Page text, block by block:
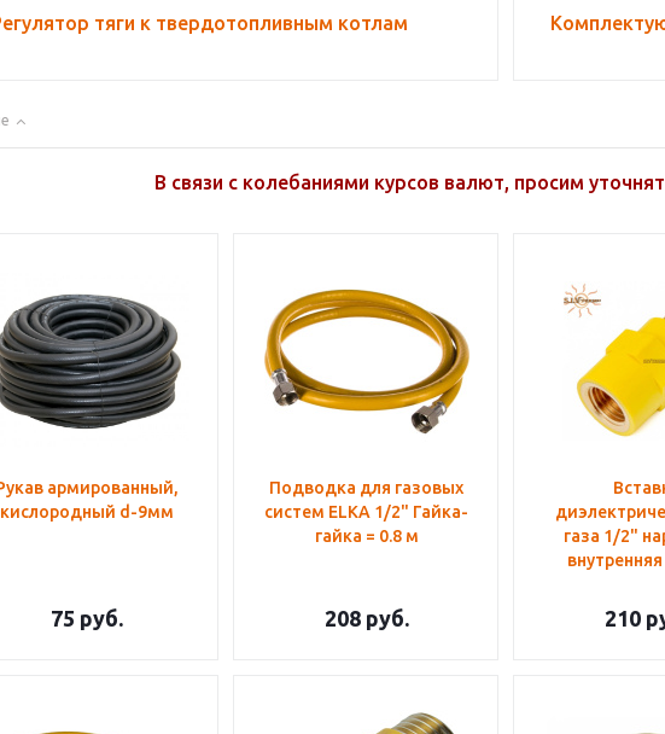
тяги к твердотопливным котлам
В связи с колебаниями курсов валют, просим
армированный,
кислородный d-9мм
75 руб.
Подводка для газовых
систем ELKA 1/2" Гайка-
гайка = 0.8 м
208руб.
газа 1/2"
210